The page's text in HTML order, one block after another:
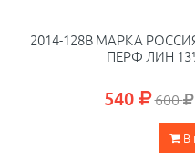
2014-128B МАРКА
ПЕРФ ЛИН
540 600
В